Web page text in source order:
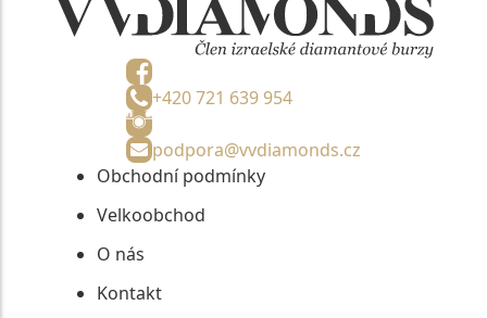
+420 721 639 954
podpora@vvdiamonds.cz
Obchodní podmínky
Velkoobchod
O nás
Kontakt